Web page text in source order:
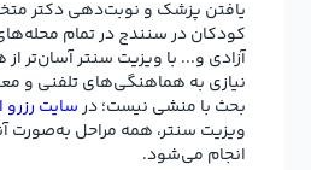
یافتن پزشک و نوبت‌دهی دکتر
کودکان در سنندج در تمام
آزادی و... با ویزیت سنتر آسان‌تر
نیازی به هماهنگی‌های تلفنی و
بحث با منشی نیست؛ درسایت رزرو
ویزیت سنتر، همه مراحل به‌صورت
انجام می‌شود.